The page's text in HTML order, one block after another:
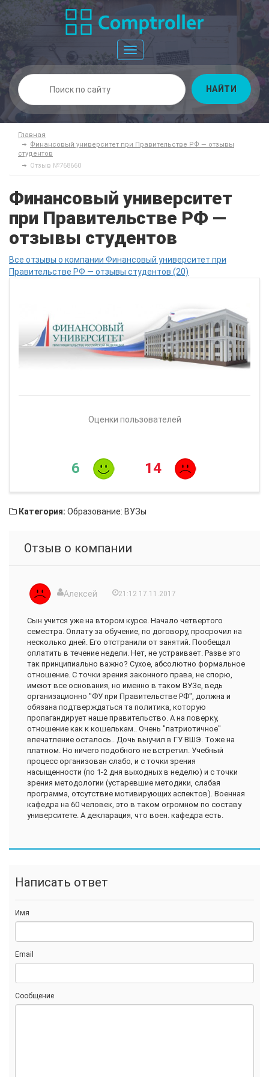
Toggle
navigation
НАЙТИ
Главная
Финансовый университет при Правительстве РФ — отзывы
студентов
Отзыв №768660
Финансовый университет
при Правительстве РФ —
отзывы студентов
Все отзывы о компании Финансовый университет при
Правительстве РФ — отзывы студентов (20)
Оценки пользователей
6 14
Категория: Образование: ВУЗы
Отзыв о компании
Алексей 21:12 17.11.2017
Сын учится уже на втором курсе. Начало четвертого
семестра. Оплату за обучение, по договору, просрочил на
несколько дней. Его отстранили от занятий. Пообещал
оплатить в течение недели. Нет, не устраивает. Разве это
так принципиально важно? Сухое, абсолютно формальное
отношение. С точки зрения законного права, не спорю,
имеют все основания, но именно в таком ВУЗе, ведь
организационно "ФУ при Правительстве РФ", должна и
обязана подтверждаться та политика, которую
пропагандирует наше правительство. А на поверку,
отношение как к кошелькам.. Очень "патриотичное"
впечатление осталось.. Дочь выучил в ГУ ВШЭ. Тоже на
платном. Но ничего подобного не встретил. Учебный
процесс организован слабо, и с точки зрения
насыщенности (по 1-2 дня выходных в неделю) и с точки
зрения методологии (устаревшие методики, слабая
программа, отсутствие мотивирующих аспектов). Военная
кафедра на 60 человек, это в таком огромном по составу
университете. А декларация, что воен. кафедра есть.
Написать ответ
Имя
Email
Сообщение